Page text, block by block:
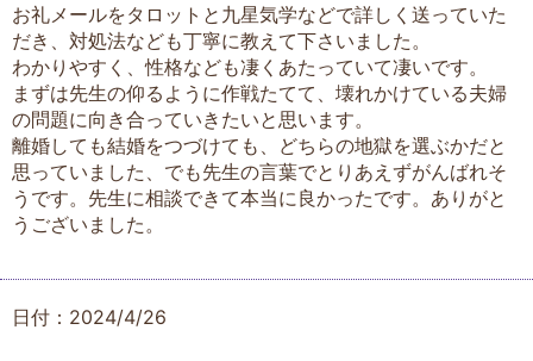
お礼メールをタロットと九星気学などで詳しく送っていた
だき、対処法なども丁寧に教えて下さいました。
わかりやすく、性格なども凄くあたっていて凄いです。
まずは先生の仰るように作戦たてて、壊れかけている夫婦
の問題に向き合っていきたいと思います。
離婚しても結婚をつづけても、どちらの地獄を選ぶかだと
思っていました、でも先生の言葉でとりあえずがんばれそ
うです。先生に相談できて本当に良かったです。ありがと
うございました。
日付：2024/4/26